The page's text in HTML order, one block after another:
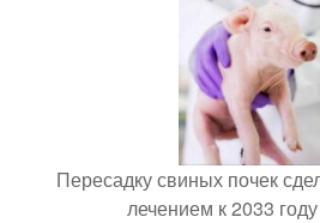
Пересадку свиных почек
лечением к 2033